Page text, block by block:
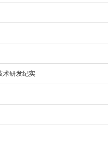
术研发纪实